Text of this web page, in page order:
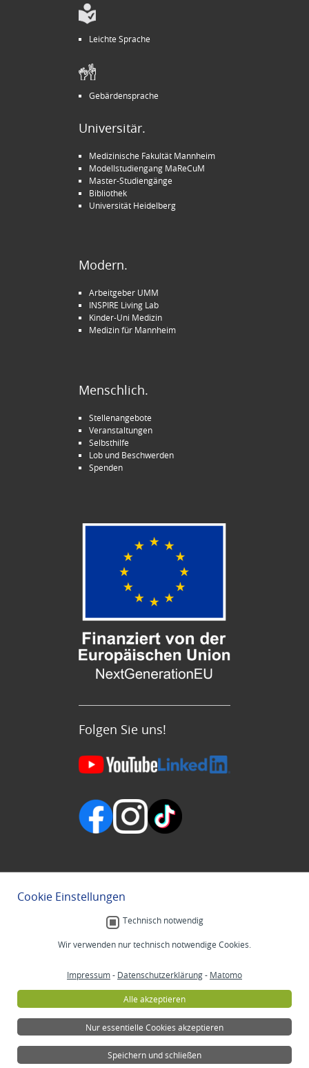
Leichte Sprache
Gebärdensprache
Universitär.
Medizinische Fakultät Mannheim
Modellstudiengang MaReCuM
Master-Studiengänge
Bibliothek
Universität Heidelberg
Modern.
Arbeitgeber UMM
INSPIRE Living Lab
Kinder-Uni Medizin
Medizin für Mannheim
Menschlich.
Stellenangebote
Veranstaltungen
Selbsthilfe
Lob und Beschwerden
Spenden
Folgen Sie uns!
Cookie Einstellungen
Technisch notwendig
Wir verwenden nur technisch notwendige Cookies.
Impressum- Datenschutzerklärung- Matomo
Alle akzeptieren
Nur essentielle Cookies akzeptieren
Speichern und schließen